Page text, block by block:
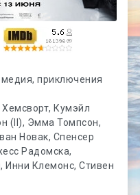
приключения
Кумэйл
(II), Эмма Томпсон,
Новак, Спенсер
Радомска,
Инни Клемонс, Стивен